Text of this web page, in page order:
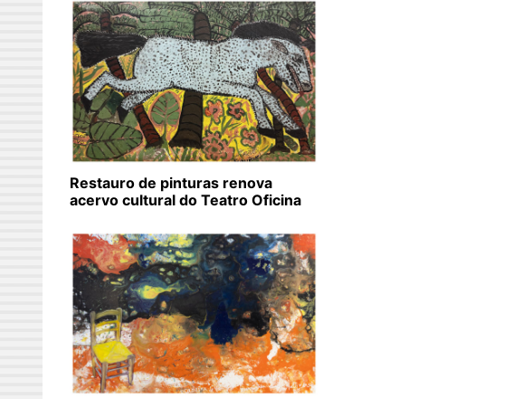
Restauro de pinturas renova
acervo cultural do Teatro Oficina